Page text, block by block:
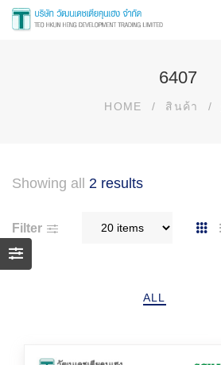
6407
HOME / สินค้า /
Showing all 2 results
Filter
ALL